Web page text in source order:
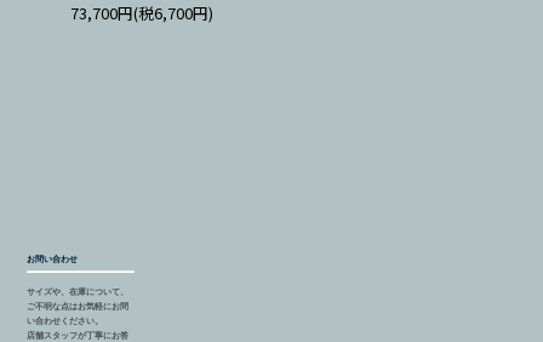
73,700円(税6,700円)
お問い合わせ
サイズや、在庫について、
ご不明な点はお気軽にお問
い合わせください。
店舗スタッフが丁寧にお答